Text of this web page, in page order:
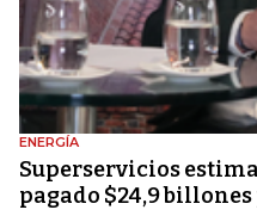
ENERGÍA
Superservicios
pagado $24,9